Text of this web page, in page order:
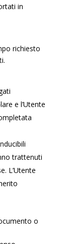
in
richiesto
e l’Utente
trattenuti
L’Utente
o